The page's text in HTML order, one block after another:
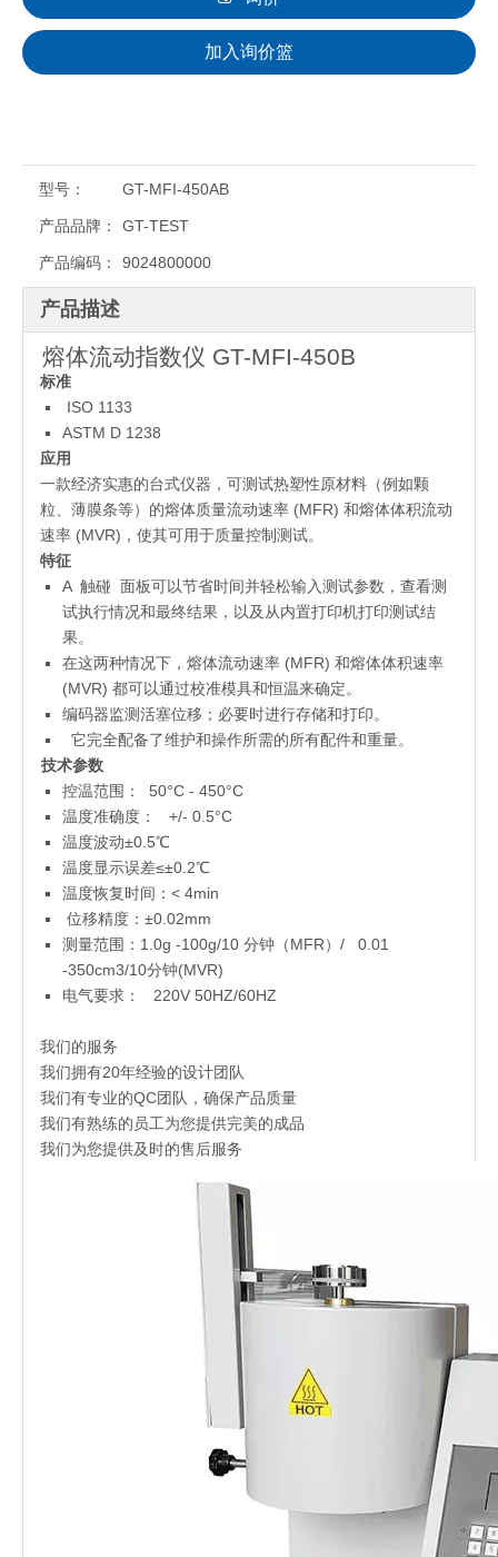
加入询价篮
型号： GT-MFI-450AB
产品品牌： GT-TEST
产品编码： 9024800000
产品描述
熔体流动指数仪 GT-MFI-450B
标准
ISO 1133
ASTM D 1238
应用
一款经济实惠的台式仪器，可测试热塑性原材料（例如颗
粒、薄膜条等）的熔体质量流动速率 (MFR) 和熔体体积流动
速率 (MVR)，使其可用于质量控制测试。
特征
A 触碰 面板可以节省时间并轻松输入测试参数，查看测
试执行情况和最终结果，以及从内置打印机打印测试结
果。
在这两种情况下，熔体流动速率 (MFR) 和熔体体积速率
(MVR) 都可以通过校准模具和恒温来确定。
编码器监测活塞位移；必要时进行存储和打印。
它完全配备了维护和操作所需的所有配件和重量。
技术参数
控温范围： 50°C - 450°C
温度准确度： +/- 0.5°C
温度波动±0.5℃
温度显示误差≤±0.2℃
温度恢复时间：< 4min
位移精度：±0.02mm
测量范围：1.0g -100g/10 分钟（MFR）/ 0.01
-350cm3/10分钟(MVR)
电气要求： 220V 50HZ/60HZ
我们的服务
我们拥有20年经验的设计团队
我们有专业的QC团队，确保产品质量
我们有熟练的员工为您提供完美的成品
我们为您提供及时的售后服务